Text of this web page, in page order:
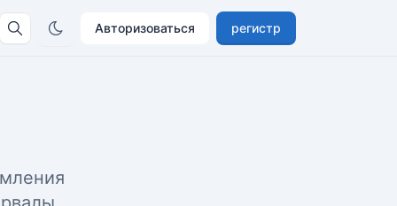
Авторизоваться регистр